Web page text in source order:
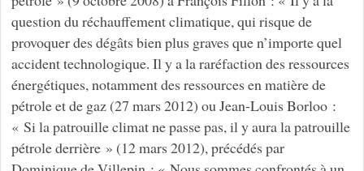
question du réchauffement climatique, qui risque de
provoquer des dégâts bien plus graves que n’importe quel
accident technologique. Il y a la raréfaction des ressources
énergétiques, notamment des ressources en matière de
pétrole et de gaz (27 mars 2012) ou Jean-Louis Borloo :
« Si la patrouille climat ne passe pas, il y aura la patrouille
pétrole derrière » (12 mars 2012), précédés par